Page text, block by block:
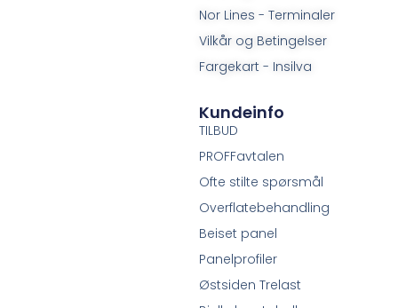
Nor Lines - Terminaler
Vilkår og Betingelser
Fargekart - Insilva
Kundeinfo
TILBUD
PROFFavtalen
Ofte stilte spørsmål
Overflatebehandling
Beiset panel
Panelprofiler
Østsiden Trelast